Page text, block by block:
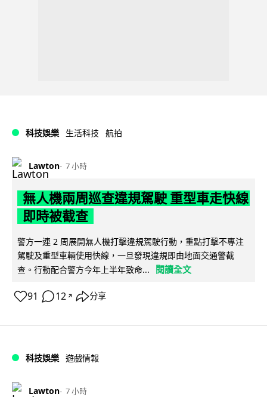
科技娛樂 生活科技 航拍
Lawton 7 小時
無人機兩周巡查違規駕駛 重型車走快線
即時被截查
警方一連 2 周展開無人機打擊違規駕駛行動，重點打擊不專注
駕駛及重型車輛使用快線，一旦發現違規即由地面交通警截
查。行動配合警方今年上半年致命...
閱讀全文
91 12 ↗ 分享
科技娛樂 遊戲情報
Lawton 7 小時